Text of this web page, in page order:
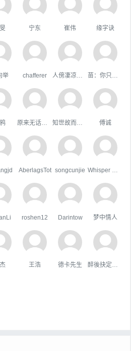
宁东 崔伟 缘字诀
举 chafferer
傅诚
AberlagsTot songcunjie
roshen12 Darintow 梦中情人
王浩 德卡先生